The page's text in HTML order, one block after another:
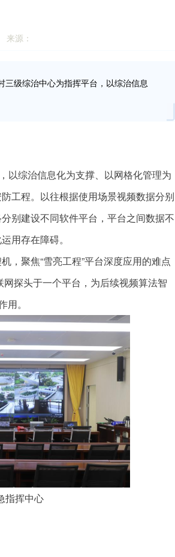
来源：
综治中心为指挥平台，以综治信息
综治信息化为支撑、以网格化管理为
工程。以往根据使用场景视频数据分别
别建设不同软件平台，平台之间数据不
用存在障碍。
聚焦“雪亮工程”平台深度应用的难点
网探头于一个平台，为后续视频算法智
。
挥中心